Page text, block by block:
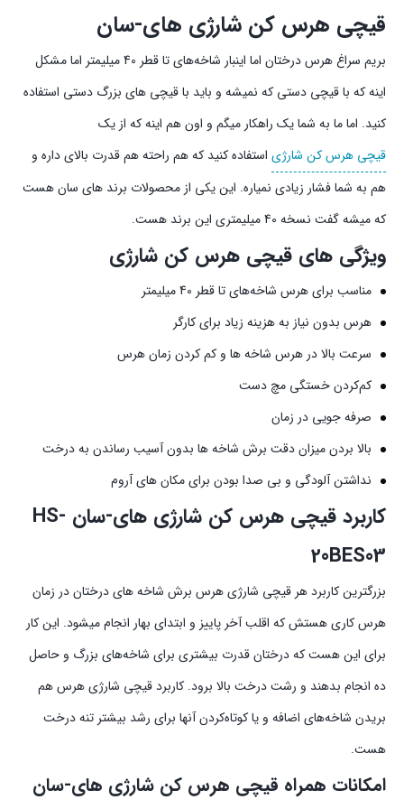
قیچی هرس کن شارژی های-سان
بریم سراغ هرس درختان اما اینبار شاخه‌های تا قطر 40 میلیمتر اما مشکل
اینه که با قیچی دستی که نمیشه و باید با قیچی های بزرگ دستی استفاده
کنید. اما ما به شما یک راهکار میگم و اون هم اینه که از یک
قیچی هرس کن شارژی استفاده کنید که هم راحته هم قدرت بالای داره و
هم به شما فشار زیادی نمیاره. این یکی از محصولات برند های سان هست
که میشه گفت نسخه 40 میلیمتری این برند هست.
ویژگی های قیچی هرس کن شارژی
مناسب برای هرس شاخه‌های تا قطر 40 میلیمتر
هرس بدون نیاز به هزینه زیاد برای کارگر
سرعت بالا در هرس شاخه ها و کم کردن زمان هرس
کم‌کردن خستگی مچ دست
صرفه جویی در زمان
بالا بردن میزان دقت برش شاخه ها بدون آسیب رساندن به درخت
نداشتن آلودگی و بی صدا بودن برای مکان های آروم
کاربرد قیچی هرس کن شارژی های-سان HS-
20BES03
بزرگترین کاربرد هر قیچی شارژی هرس برش شاخه های درختان در زمان
هرس کاری هستش که اقلب آخر پاییز و ابتدای بهار انجام میشود. این کار
برای این هست که درختان قدرت بیشتری برای شاخه‌های بزرگ و حاصل
ده انجام بدهند و رشت درخت بالا برود. کاربرد قیچی شارژی هرس هم
بریدن شاخه‌های اضافه و یا کوتاه‌کردن آنها برای رشد بیشتر تنه درخت
هست.
امکانات همراه قیچی هرس کن شارژی های-سان